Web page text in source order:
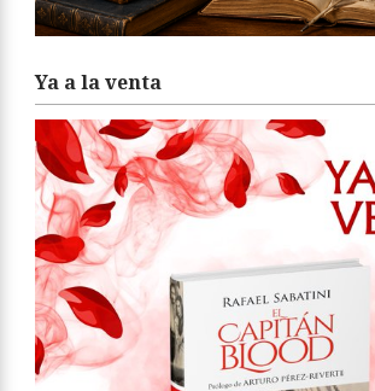
Ya a la venta